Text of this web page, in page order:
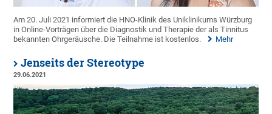
Am 20. Juli 2021 informiert die HNO-Klinik des Uniklinikums Würzburg
in Online-Vorträgen über die Diagnostik und Therapie der als Tinnitus
bekannten Ohrgeräusche. Die Teilnahme ist kostenlos.
Mehr
Jenseits der Stereotype
29.06.2021